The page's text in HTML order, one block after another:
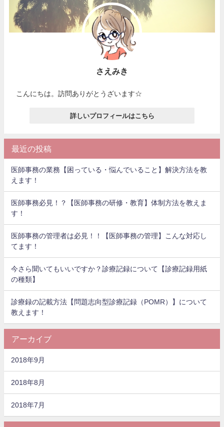
さえみき
こんにちは。訪問ありがとうざいます☆
詳しいプロフィールはこちら
最近の投稿
医師事務の業務【困っている・悩んでいること】解決方法を教
えます！
医師事務必見！？【医師事務の研修・教育】体制方法を教えま
す！
医師事務の管理者は必見！！【医師事務の管理】こんな対応し
てます！
今さら聞いてもいいですか？診療記録について【診療記録用紙
の種類】
診療録の記載方法【問題志向型診療記録（POMR）】について
教えます！
アーカイブ
2018年9月
2018年8月
2018年7月